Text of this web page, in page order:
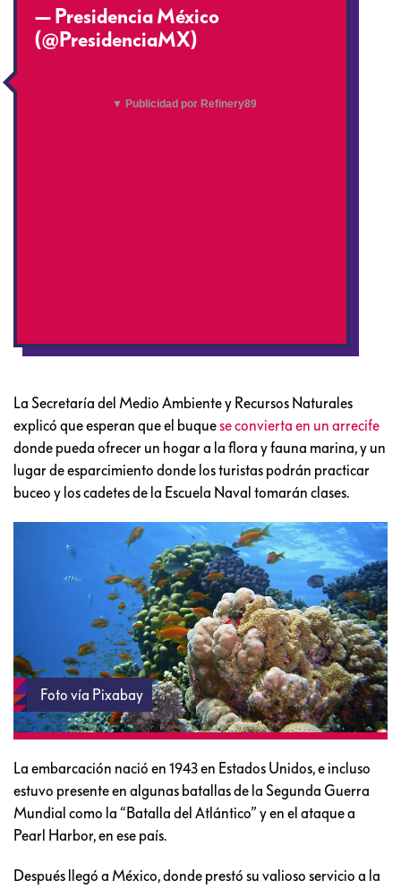
— Presidencia México
(@PresidenciaMX)
▼ Publicidad por Refinery89
La Secretaría del Medio Ambiente y Recursos Naturales
explicó que esperan que el buquese convierta en un arrecife
donde pueda ofrecer un hogar a la flora y fauna marina, y un
lugar de esparcimiento donde los turistas podrán practicar
buceo y los cadetes de la Escuela Naval tomarán clases.
Foto vía Pixabay
La embarcación nació en 1943 en Estados Unidos, e incluso
estuvo presente en algunas batallas de la Segunda Guerra
Mundial como la “Batalla del Atlántico” y en el ataque a
Pearl Harbor, en ese país.
Después llegó a México, donde prestó su valioso servicio a la